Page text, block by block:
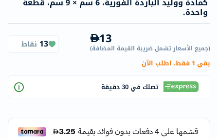
واحدة.
13 (جميع الأسعار تشمل ضريبة القيمة المضافة)
13 نقاط
بقي 1 فقط، اطلب الآن
تصلك في 30 دقيقة